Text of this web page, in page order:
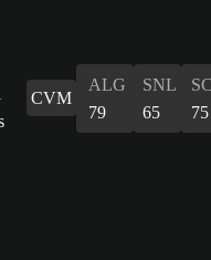
CVM
ALG
79
SNL
65
75